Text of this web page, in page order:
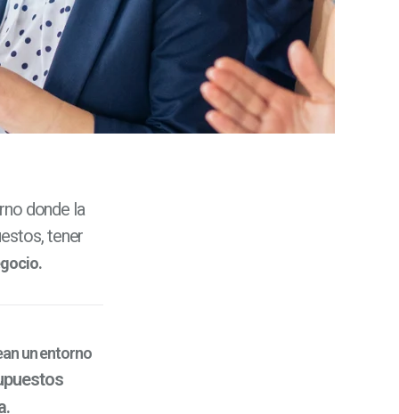
donde la
tener
un entorno
os